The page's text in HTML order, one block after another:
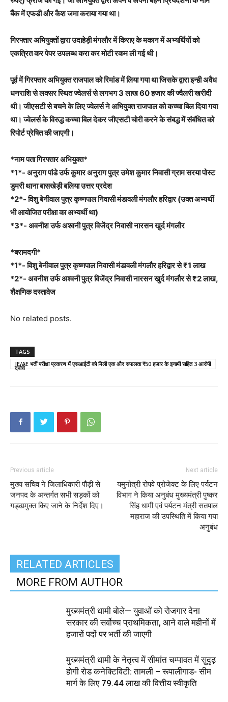
बैंक में एफडी और कैश जमा कराया गया था।
गिरफ्तार अभियुक्तों द्वारा उदाहेड़ी मंगलौर में किराए के मकान में अभ्यर्थियों को
एकत्रित कर पेपर उपलब्ध करा कर मोटी रकम ली गई थी।
पूर्व में गिरफ्तार अभियुक्त राजपाल को रिमांड में लिया गया था जिसके द्वारा इन्ही अवैध
धनराशि से लक्सर स्थित ज्वेलर्स से लगभग 3 लाख 60 हजार की ज्वैलरी खरीदी
थी। जीएसटी से बचने के लिए ज्वेलर्स ने अभियुक्त राजपाल को कच्चा बिल दिया गया
था। ज्वेलर्स के विरुद्ध कच्चा बिल देकर जीएसटी चोरी करने के संबद्ध में संबंधित को
रिपोर्ट प्रेषित की जाएगी।
*नाम पता गिरफ्तार अभियुक्त*
*1*- अनुराग पांडे उर्फ कुमार अनुराग पुत्र उमेश कुमार निवासी ग्राम सरया पोस्ट
डुमरी थाना बासखेड़ी बलिया उत्तर प्रदेश
*2*- विशु बेनीवाल पुत्र कृष्णपाल निवासी मंडावली मंगलौर हरिद्वार (उक्त अभ्यर्थी
भी आयोजित परीक्षा का अभ्यर्थी था)
*3*- अवनीश उर्फ अश्वनी पुत्र विजेंद्र निवासी नारसन खुर्द मंगलौर
*बरामदगी*
*1*- विशु बेनीवाल पुत्र कृष्णपाल निवासी मंडावली मंगलौर हरिद्वार से ₹1 लाख
*2*- अवनीश उर्फ अश्वनी पुत्र विजेंद्र निवासी नारसन खुर्द मंगलौर से ₹2 लाख,
शैक्षणिक दस्तावेज
No related posts.
TAGS
JE/AE भर्ती परीक्षा प्रकरण में एसआईटी को मिली एक और सफलता ₹50 हजार के इनामी सहित 3 आरोपी
दबोचे
Previous article
मुख्य सचिव ने जिलाधिकारी पौड़ी से
जनपद के अन्तर्गत सभी सड़कों को
गड्ढामुक्त किए जाने के निर्देश दिए।
Next article
यमुनोत्री रोपवे प्रोजेक्ट के लिए पर्यटन
विभाग ने किया अनुबंध मुख्यमंत्री पुष्कर
सिंह धामी एवं पर्यटन मंत्री सतपाल
महाराज की उपस्थिति में किया गया
अनुबंध
RELATED ARTICLES
MORE FROM AUTHOR
मुख्यमंत्री धामी बोले— युवाओं को रोजगार देना
सरकार की सर्वोच्च प्राथमिकता, आने वाले महीनों में
हजारों पदों पर भर्ती की जाएगी
मुख्यमंत्री धामी के नेतृत्व में सीमांत चम्पावत में सुदृढ़
होगी रोड कनेक्टिविटी: तामली – रूपालीगाड- सीम
मार्ग के लिए ₹79.44 लाख की वित्तीय स्वीकृति